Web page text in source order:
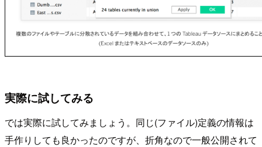
実際に試してみる
では実際に試してみましょう。同じ(ファイル)定義の情報は
手作りしても良かったのですが、折角なので一般公開されて